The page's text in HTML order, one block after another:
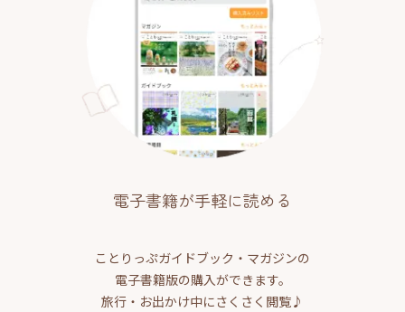
電子書籍が手軽に読める
ことりっぷガイドブック・マガジンの
電子書籍版の購入ができます。
旅行・お出かけ中にさくさく閲覧♪